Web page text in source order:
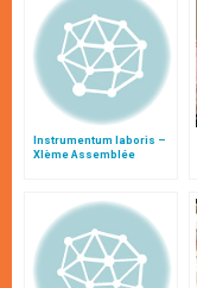
Instrumentum laboris –
XIème Assemblée